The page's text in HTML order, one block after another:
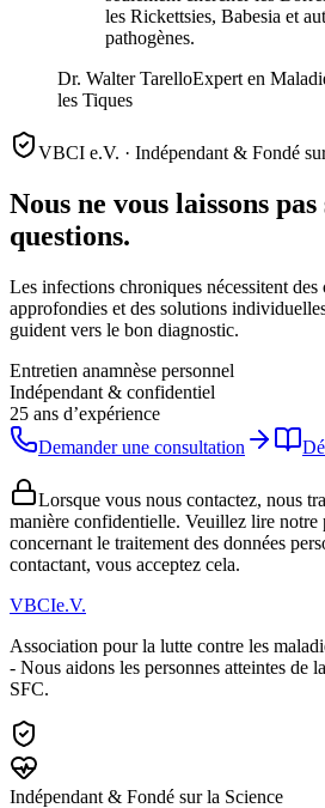
les Rickettsies, Babesia et
pathogènes.
Dr. Walter TarelloExpert en
les Tiques
VBCI e.V. · Indépendant & Fondé
Nous ne vous laissons
questions.
Les infections chroniques nécessitent des
approfondies et des solutions
guident vers le bon diagnostic.
Entretien anamnèse personnel
Indépendant & confidentiel
25 ans d’expérience
Demander une consultation
Lorsque vous nous contactez, nous
manière confidentielle. Veuillez lire
concernant le traitement des données
contactant, vous acceptez cela.
VBCIe.V.
Association pour la lutte contre les
- Nous aidons les personnes atteintes de
SFC.
Indépendant & Fondé sur la Science